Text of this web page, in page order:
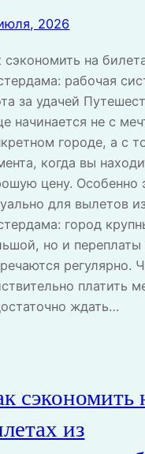
2026
сэкономить на
рабочая
за удачей
начинается не с
городе, а с
когда вы
цену. Особенно
для вылетов
город
но и переплаты
регулярно.
платить
ждать…
сэкономить
из